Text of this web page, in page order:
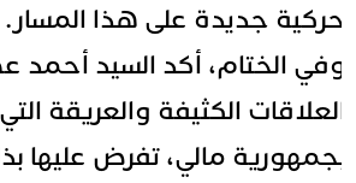
جديدة على هذا المسار.
الختام، أكد السيد أحمد
الكثيفة والعريقة التي
مالي، تفرض عليها